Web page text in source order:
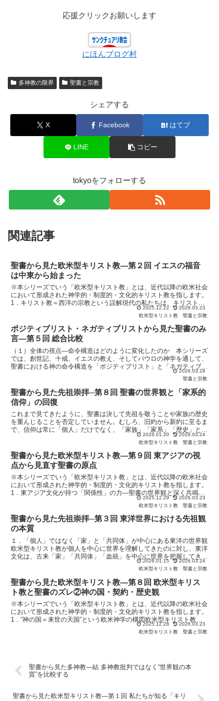
応援クリックお願いします
にほんブログ村
多神教の限界 聖書と宗教
シェアする
X Facebook はてブ
LINE コピー
tokyoをフォローする
関連記事
聖書から見た欧米型キリスト教―第２回 イエスの福音
は中東から始まった
※本シリーズでいう「欧米型キリスト教」とは、近代以降の欧米社会
において形成された神学的・制度的・文化的キリスト教を指します。
1．キリスト教＝西洋の宗教という誤解現代の私たちは、キリスト教
を無意識のうちに「西洋の宗教」と見なしてしまいがちです...
2025.12.22
2026.03.23
欧米型キリスト教
聖書と宗教
ポジティブリスト・ネガティブリストから見た聖書のみ
言―第５回 総合比較
（１）全体の視点―命令構造はどのように変化したのか 本シリーズ
では、創世記、十戒、イエスの教え、そしてパウロの神学を通して、
聖書における神の命令構造を「ポジティブリスト」と「ネガティブリ
スト」という観点から分析してきました。 ここで最終的に...2026.03.29
聖書と宗教
聖書から見た先祖崇拝─第８回 聖書の世界観と「家系的
信仰」の回復
これまで見てきたように、聖書は決して先祖を敬うことや家族の歴史
を重んじることを否定していません。むしろ、旧約から新約に至るま
で、信仰は常に「個人」だけでなく、「家族」「家系」「歴史」とい
う連続性の中で語られてきました。ところが、近代以降の西...
2026.01.20
2026.03.24
欧米型キリスト教
聖書と宗教
聖書から見た欧米型キリスト教―第９回 東アジアの視
点から見直す聖書の原点
※本シリーズでいう「欧米型キリスト教」とは、近代以降の欧米社会
において形成された神学的・制度的・文化的キリスト教を指します。
1．東アジア文化が持つ「関係性」の力—聖書の世界観と深く共鳴す
る感性これまで見てきたように、欧米型キリスト教は個人主...
2025.12.29
2026.03.23
欧米型キリスト教
聖書と宗教
聖書から見た先祖崇拝─第３回 東洋世界における先祖観
の本質
１．「個人」ではなく「家」と「共同体」が中心にある東洋の世界観
欧米型キリスト教が個人を中心に世界を理解してきたのに対し、東洋
文化は、古来「家」「共同体」「血統」を中心に世界を把握してきま
した。この違いは、先祖をどう理解するかに対しても深く影...
2026.01.15
2026.03.24
欧米型キリスト教
聖書と宗教
聖書から見た欧米型キリスト教―第８回 欧米型キリス
ト教と聖書のズレ②神の国・契約・歴史観
※本シリーズでいう「欧米型キリスト教」とは、近代以降の欧米社会
において形成された神学的・制度的・文化的キリスト教を指します。
1．“神の国＝来世の天国”という欧米神学の構図欧米型キリスト教に
おいて、「神の国」という語は、しばしば“死後に行く天...
2025.12.28
2026.03.23
欧米型キリスト教
聖書と宗教
聖書から見た多神教―結 多神教批判ではなく“世界観の本
質”を比較する
聖書から見た欧米型キリスト教―第１回 私たちが知る「キリ